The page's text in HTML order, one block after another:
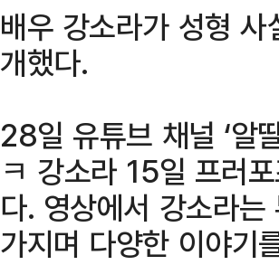
배우 강소라가 성형
개했다.
28일 유튜브 채널 ‘알
ㅋ 강소라 15일 프러
다. 영상에서 강소라
가지며 다양한 이야기